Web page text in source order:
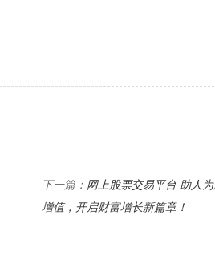
下一篇： 网上股票交易平台 助人
增值，开启财富增长新篇章！